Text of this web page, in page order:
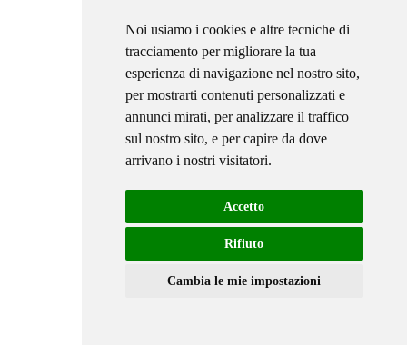
Noi usiamo i cookies e altre tecniche di
tracciamento per migliorare la tua
esperienza di navigazione nel nostro sito,
per mostrarti contenuti personalizzati e
annunci mirati, per analizzare il traffico
sul nostro sito, e per capire da dove
arrivano i nostri visitatori.
Accetto
Rifiuto
Cambia le mie impostazioni